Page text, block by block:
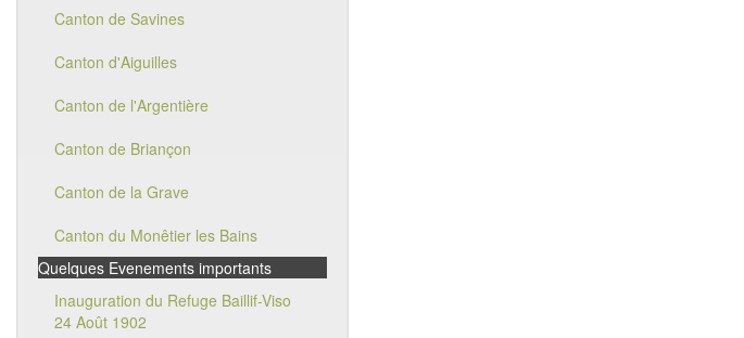
Canton de Savines
Canton d'Aiguilles
Canton de l'Argentière
Canton de Briançon
Canton de la Grave
Canton du Monêtier les Bains
Quelques Evenements importants
Inauguration du Refuge Baillif-Viso
24 Août 1902